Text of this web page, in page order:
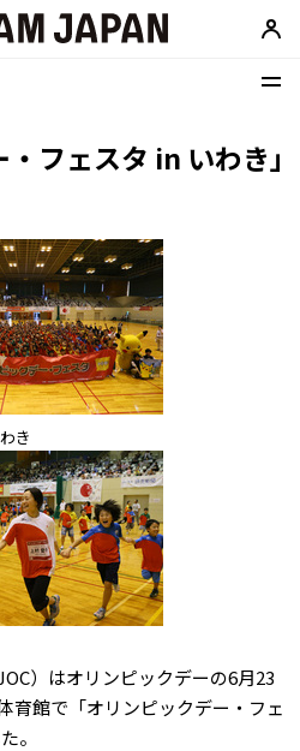
・フェスタ in いわき」
き
）はオリンピックデーの6月23
育館で「オリンピックデー・フェ
。